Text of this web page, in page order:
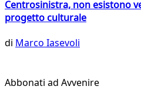
Centrosinistra, non esistono
progetto culturale
di Marco Iasevoli
Abbonati ad Avvenire